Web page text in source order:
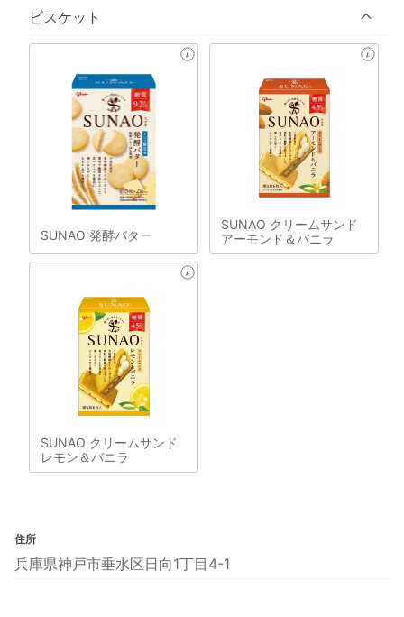
ビスケット
SUNAO 発酵バター
SUNAO クリームサンド
アーモンド＆バニラ
SUNAO クリームサンド
レモン＆バニラ
住所
兵庫県神戸市垂水区日向1丁目4-1